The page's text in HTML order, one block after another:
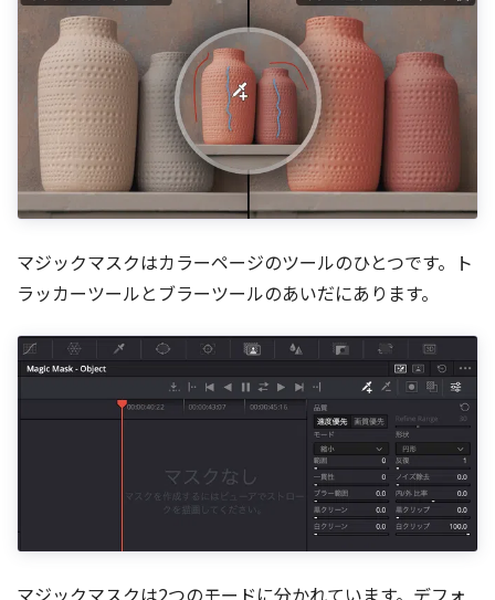
マジックマスクはカラーページのツールのひとつです。ト
ラッカーツールとブラーツールのあいだにあります。
マジックマスクは2つのモードに分かれています。デフォ